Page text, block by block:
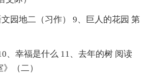
园地二（习作） 9、巨人的花园 第
、幸福是什么 11、去年的树 阅读
（二）